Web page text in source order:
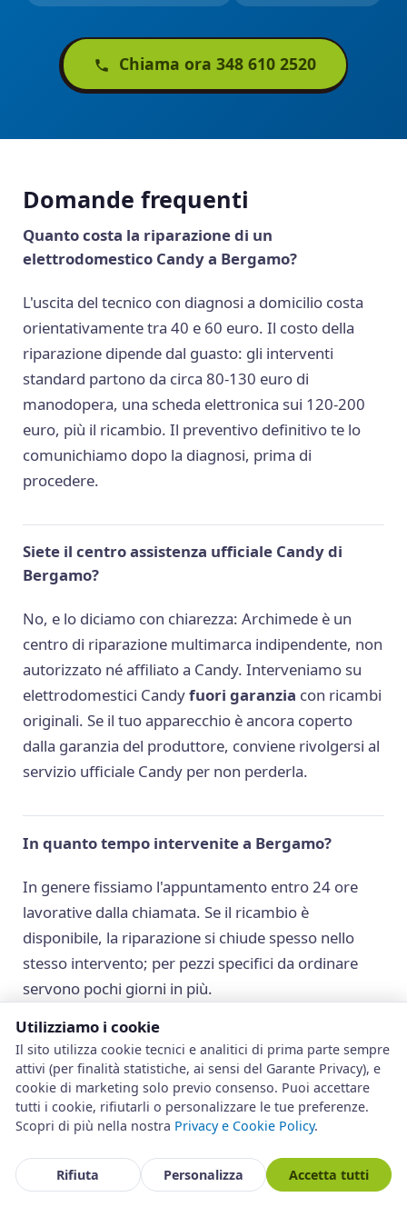
Chiama ora 348 610 2520
Domande frequenti
Quanto costa la riparazione di un
elettrodomestico Candy a Bergamo?
L'uscita del tecnico con diagnosi a domicilio costa
orientativamente tra 40 e 60 euro. Il costo della
riparazione dipende dal guasto: gli interventi
standard partono da circa 80-130 euro di
manodopera, una scheda elettronica sui 120-200
euro, più il ricambio. Il preventivo definitivo te lo
comunichiamo dopo la diagnosi, prima di
procedere.
Siete il centro assistenza ufficiale Candy di
Bergamo?
No, e lo diciamo con chiarezza: Archimede è un
centro di riparazione multimarca indipendente, non
autorizzato né affiliato a Candy. Interveniamo su
elettrodomestici Candyfuori garanzia con ricambi
originali. Se il tuo apparecchio è ancora coperto
dalla garanzia del produttore, conviene rivolgersi al
servizio ufficiale Candy per non perderla.
In quanto tempo intervenite a Bergamo?
In genere fissiamo l'appuntamento entro 24 ore
lavorative dalla chiamata. Se il ricambio è
disponibile, la riparazione si chiude spesso nello
stesso intervento; per pezzi specifici da ordinare
servono pochi giorni in più.
Intervenite anche nei comuni della provincia di
Bergamo?
Sì. Copriamo l'intera provincia, da Treviglio a
distanti concordiamo la disponibilità al momento
Utilizziamo i cookie
Il sito utilizza cookie tecnici e analitici di prima parte sempre
attivi (per finalità statistiche, ai sensi del Garante Privacy), e
cookie di marketing solo previo consenso. Puoi accettare
tutti i cookie, rifiutarli o personalizzare le tue preferenze.
Scopri di più nella nostra Privacy e Cookie Policy.
Rifiuta Personalizza Accetta tutti